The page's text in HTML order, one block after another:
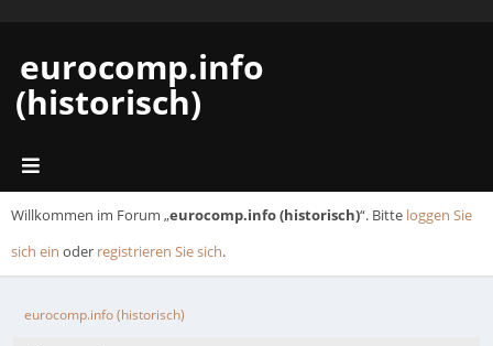
eurocomp.info
(historisch)
Willkommen im Forum „eurocomp.info (historisch)“. Bitte loggen Sie
sich ein oder registrieren Sie sich.
eurocomp.info (historisch)